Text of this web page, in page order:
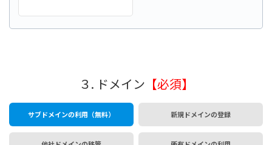
３. ドメイン 【必須】
サブドメインの利用（無料） 新規ドメインの登録